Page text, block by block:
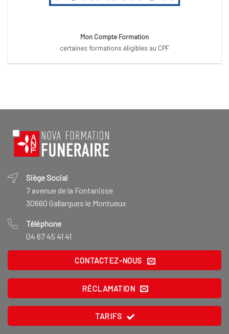
Mon Compte Formation
certaines formations éligibles au CPF
Siège Social
7 avenue de la Fontanisse
30660 Gallargues le Montueux
Téléphone
04 67 45 41 41
CONTACTEZ-NOUS
RÉCLAMATION
TARIFS